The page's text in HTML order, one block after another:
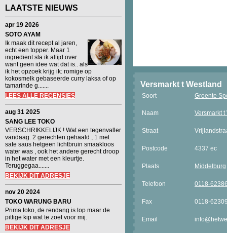
LAATSTE NIEUWS
apr 19 2026
SOTO AYAM
Ik maak dit recept al jaren,
echt een topper. Maar 1
ingredient sla ik altijd over
want geen idee wat dat is.. als
ik het opzoek krijg ik: romige op
kokosmelk gebaseerde curry laksa of op
tamarinde g.......
LEES ALLE RECENSIES
aug 31 2025
SANG LEE TOKO
VERSCHRIKKELIJK ! Wat een tegenvaller
vandaag. 2 gerechten gehaald , 1 met
sate saus hetgeen lichtbruin smaakloos
water was , ook het andere gerecht droop
in het water met een kleurtje.
Teruggegaa.......
BEKIJK DIT ADRESJE
nov 20 2024
TOKO WARUNG BARU
Prima toko, de rendang is top maar de
pittige kip wat te zoet voor mij.
BEKIJK DIT ADRESJE
Versmarkt t Westland
Soort Groente
Naam Versmarkt
Straat
Postcode 4337 ec
Plaats Middelburg
Telefoon 0118-
Fax 0118-
Email